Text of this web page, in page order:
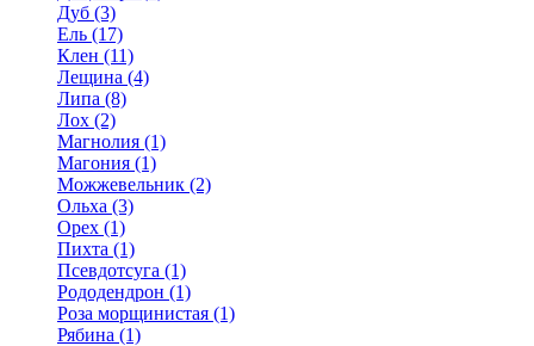
Дуб (3)
Ель (17)
Клен (11)
Лещина (4)
Липа (8)
Лох (2)
Магнолия (1)
Магония (1)
Можжевельник (2)
Ольха (3)
Орех (1)
Пихта (1)
Псевдотсуга (1)
Рододендрон (1)
Роза морщинистая (1)
Рябина (1)